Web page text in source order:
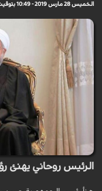
الخميس 28 مارس 2019 - 10:49 بتوقيت مكة
الرئيس روحاني يهنئ